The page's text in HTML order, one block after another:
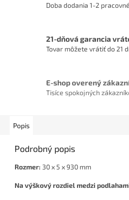
Doba dodania 1-2
21-dňová garancia
Tovar môžete vrátiť do 21
E-shop overený
Tisíce spokojných
Popis
Podrobný popis
Rozmer: 30 x 5 x 930 mm
Na výškový rozdiel medzi